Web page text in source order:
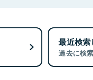
最近検
過去に検